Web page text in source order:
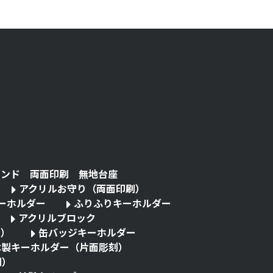
ンド 両面印刷 無地台座
アクリルお守り（両面印刷）
ホルダー
ふりふりキーホルダー
アクリルブロック
缶バッジキーホルダー
キーホルダー（片面彫刻）